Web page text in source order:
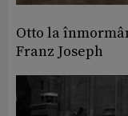
Otto la
Franz Joseph